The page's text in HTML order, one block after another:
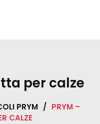
per calze
PRYM / PRYM –
CALZE